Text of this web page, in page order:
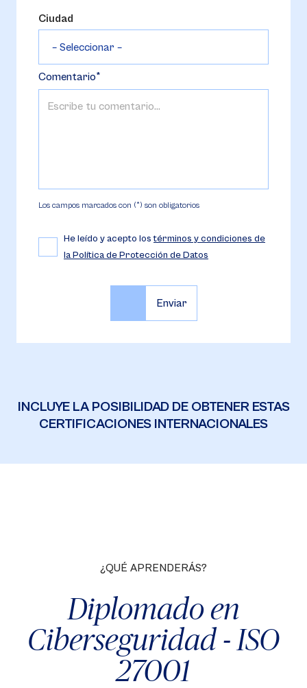
Ciudad
Comentario
Los campos marcados con (*) son obligatorios
He leído y acepto lostérminos y condiciones de
la Política de Protección de Datos
INCLUYE LA POSIBILIDAD DE OBTENER ESTAS
CERTIFICACIONES INTERNACIONALES
¿QUÉ APRENDERÁS?
Diplomado en
Ciberseguridad - ISO
27001